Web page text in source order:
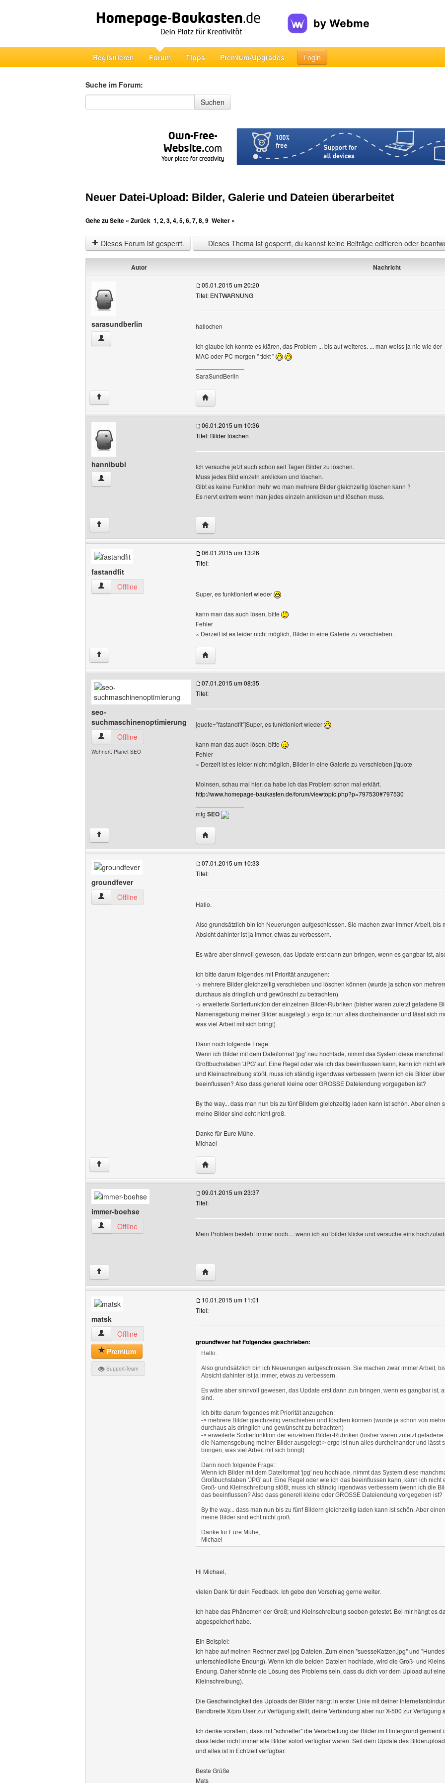
Registrieren Forum Tipps Premium-Upgrades Login
Suche im Forum:
Suche im Forum
Suchen
Neuer Datei-Upload: Bilder, Galerie und Dateien überarbeitet
Gehe zu Seite « Zurück 1,2,3,4,5,6,7,8,9 Weiter »
Dieses Forum ist gesperrt. Dieses Thema ist gesperrt, du kannst keine Beiträge editieren oder
Autor Nachricht
sarasundberlin
sarasundberlin Benutzer-Profile anzeigen
05.01.2015 um 20:20
Titel: ENTWARNUNG
hallochen
ich glaube ich konnte es klären, das Problem ... bis auf weiteres. ... man weiss ja nie wie der
MAC oder PC morgen " tickt "
SaraSundBerlin
↑ Website dieses Benutzers besuchen: sarasundberlin
hannibubi
hannibubi Benutzer-Profile anzeigen
06.01.2015 um 10:36
Titel: Bilder löschen
Ich versuche jetzt auch schon seit Tagen Bilder zu löschen.
Muss jedes Bild einzeln anklicken und löschen.
Gibt es keine Funktion mehr wo man mehrere Bilder gleichzeitig löschen kann ?
Es nervt extrem wenn man jedes einzeln anklicken und löschen muss.
↑ Website dieses Benutzers besuchen: hannibubi
fastandfit
fastandfit Benutzer-Profile anzeigen
Offline
06.01.2015 um 13:26
Titel:
Super, es funktioniert wieder
kann man das auch lösen, bitte
Fehler
× Derzeit ist es leider nicht möglich, Bilder in eine Galerie zu verschieben.
↑ Website dieses Benutzers besuchen: fastandfit
seo-
suchmaschinenoptimierung
seo-suchmaschinenoptimierung Benutzer-Profile anzeigen
Offline
Wohnort: Planet SEO
07.01.2015 um 08:35
Titel:
[quote="fastandfit"]Super, es funktioniert wieder
kann man das auch lösen, bitte
Fehler
× Derzeit ist es leider nicht möglich, Bilder in eine Galerie zu verschieben.[/quote
Moinsen, schau mal hier, da habe ich das Problem schon mal erklärt.
http://www.homepage-baukasten.de/forum/viewtopic.php?p=797530#797530
mfg SEO
↑ Website dieses Benutzers besuchen: seo-suchmaschinenoptimierung
groundfever
groundfever Benutzer-Profile anzeigen
Offline
07.01.2015 um 10:33
Titel:
Hallo.
Also grundsätzlich bin ich Neuerungen aufgeschlossen. Sie machen zwar immer Arbeit, bis
Absicht dahinter ist ja immer, etwas zu verbessern.
Es wäre aber sinnvoll gewesen, das Update erst dann zun bringen, wenn es gangbar ist,
Ich bitte darum folgendes mit Priorität anzugehen:
-> mehrere Bilder gleichzeitig verschieben und löschen können (wurde ja schon von
durchaus als dringlich und gewünscht zu betrachten)
-> erweiterte Sortierfunktion der einzelnen Bilder-Rubriken (bisher waren zuletzt geladene
Namensgebung meiner Bilder ausgelegt > ergo ist nun alles durcheinander und lässt sich
was viel Arbeit mit sich bringt)
Dann noch folgende Frage:
Wenn ich Bilder mit dem Dateiformat 'jpg' neu hochlade, nimmt das System diese
Großbuchstaben 'JPG' auf. Eine Regel oder wie ich das beeinflussen kann, kann ich nicht
und Kleinschreibung stößt, muss ich ständig irgendwas verbessern (wenn ich die Bilder
beeinflussen? Also dass generell kleine oder GROSSE Dateiendung vorgegeben ist?
By the way... dass man nun bis zu fünf Bildern gleichzeitig laden kann ist schön. Aber
meine Bilder sind echt nicht groß.
Danke für Eure Mühe,
Michael
↑ Website dieses Benutzers besuchen: groundfever
immer-boehse
immer-boehse Benutzer-Profile anzeigen
Offline
09.01.2015 um 23:37
Titel:
Mein Problem besteht immer noch.....wenn ich auf bilder klicke und versuche eins
↑ Website dieses Benutzers besuchen: immer-boehse
matsk
matsk Benutzer-Profile anzeigen
Offline
Premium
Support-Team
10.01.2015 um 11:01
Titel:
groundfever hat Folgendes geschrieben:
Hallo.
Also grundsätzlich bin ich Neuerungen aufgeschlossen. Sie machen zwar immer Arbeit,
Absicht dahinter ist ja immer, etwas zu verbessern.
Es wäre aber sinnvoll gewesen, das Update erst dann zun bringen, wenn es gangbar ist,
sind.
Ich bitte darum folgendes mit Priorität anzugehen:
-> mehrere Bilder gleichzeitig verschieben und löschen können (wurde ja schon von
durchaus als dringlich und gewünscht zu betrachten)
-> erweiterte Sortierfunktion der einzelnen Bilder-Rubriken (bisher waren zuletzt
die Namensgebung meiner Bilder ausgelegt > ergo ist nun alles durcheinander und lässt
bringen, was viel Arbeit mit sich bringt)
Dann noch folgende Frage:
Wenn ich Bilder mit dem Dateiformat 'jpg' neu hochlade, nimmt das System diese
Großbuchstaben 'JPG' auf. Eine Regel oder wie ich das beeinflussen kann, kann ich
Groß- und Kleinschreibung stößt, muss ich ständig irgendwas verbessern (wenn ich die
das beeinflussen? Also dass generell kleine oder GROSSE Dateiendung vorgegeben ist?
By the way... dass man nun bis zu fünf Bildern gleichzeitig laden kann ist schön. Aber
meine Bilder sind echt nicht groß.
Danke für Eure Mühe,
Michael
Hi Michael,
vielen Dank für dein Feedback. Ich gebe den Vorschlag gerne weiter.
Ich habe das Phänomen der Groß; und Kleinschreibung soeben getestet. Bei mir hängt es
abgespeichert habe.
Ein Beispiel:
Ich habe auf meinen Rechner zwei jpg Dateien. Zum einen "suesseKatzen.jpg" und
unterschiedliche Endung). Wenn ich die beiden Dateien hochlade, wird die Groß- und
Endung. Daher könnte die Lösung des Problems sein, dass du dich vor dem Upload auf
Kleinschreibung).
Die Geschwindigkeit des Uploads der Bilder hängt in erster Linie mit deiner
Bandbreite X/pro User zur Verfügung stellt, deine Verbindung aber nur X-500 zur Verfügung
Ich denke vorallem, dass mit "schneller" die Verarbeitung der Bilder im Hintergrund gemeint
dass leider nicht immer alle Bilder sofort verfügbar waren. Seit dem Update des
und alles ist in Echtzeit verfügbar.
Beste Grüße
Mats